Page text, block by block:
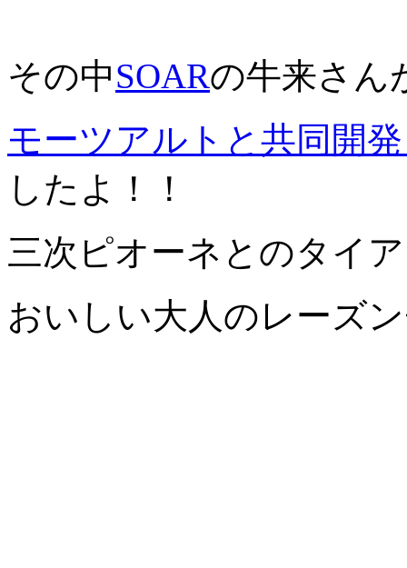
その中SOARの牛来さん
モーツアルトと共同開
したよ！！
三次ピオーネとのタイ
おいしい大人のレーズ